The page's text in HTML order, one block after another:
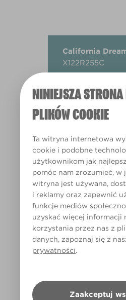
NINIEJSZA
PLIKÓW COOKIE
Ta witryna internetowa
cookie i podobne
użytkownikom jak
pomóc nam zrozumieć, w
witryna jest używana,
i reklamy oraz zapewnić
funkcje mediów
uzyskać więcej informacji
korzystania przez nas z
danych, zapoznaj się z
prywatności.
Zaakceptuj
California
X122R255C
Światło